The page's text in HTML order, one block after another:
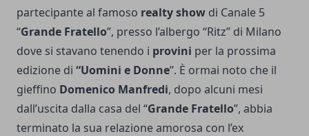
partecipante al famoso realty show di Canale 5
“Grande Fratello”, presso l’albergo “Ritz” di Milano
dove si stavano tenendo i provini per la prossima
edizione di “Uomini e Donne”. È ormai noto che il
gieffino Domenico Manfredi, dopo alcuni mesi
dall’uscita dalla casa del “Grande Fratello”, abbia
terminato la sua relazione amorosa con l’ex